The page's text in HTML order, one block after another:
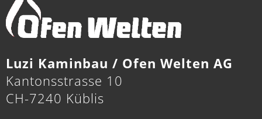
Luzi Kaminbau / Ofen Welten AG
Kantonsstrasse 10
CH-7240 Küblis